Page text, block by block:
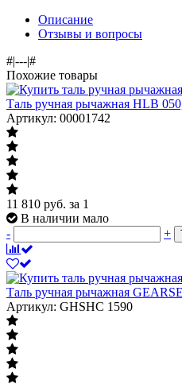
Описание
Отзывы и вопросы
#|---|#
Похожие товары
Таль ручная рычажная HLB
Артикул: 00001742
11 810 руб. за 1
В наличии мало
-
+
Таль ручная рычажная
Артикул: GHSHC 1590